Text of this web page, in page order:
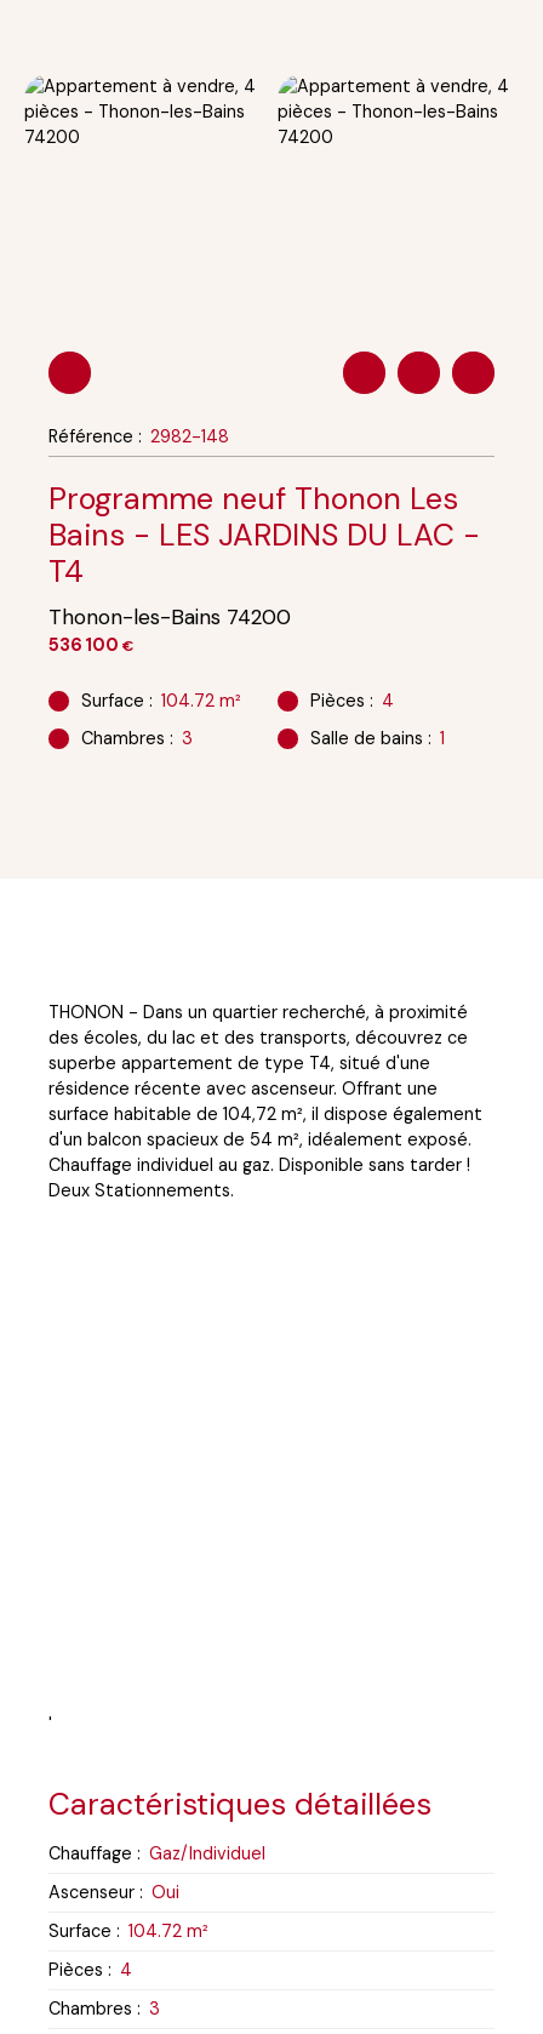
Référence : 2982-148
Programme neuf Thonon Les
Bains - LES JARDINS DU LAC -
T4
Thonon-les-Bains 74200
536 100 €
Surface : 104.72 m² Pièces : 4
Chambres : 3 Salle de bains : 1
THONON - Dans un quartier recherché, à proximité
des écoles, du lac et des transports, découvrez ce
superbe appartement de type T4, situé d'une
résidence récente avec ascenseur. Offrant une
surface habitable de 104,72 m², il dispose également
d'un balcon spacieux de 54 m², idéalement exposé.
Chauffage individuel au gaz. Disponible sans tarder !
Deux Stationnements.
'
Caractéristiques détaillées
Chauffage : Gaz/Individuel
Ascenseur : Oui
Surface : 104.72 m²
Pièces : 4
Chambres : 3